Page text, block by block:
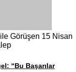
Görüşen 15 Nisan
“Bu Başarılar